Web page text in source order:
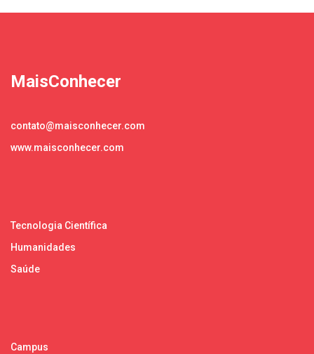
MaisConhecer
contato@maisconhecer.com
www.maisconhecer.com
Tecnologia Científica
Humanidades
Saúde
Campus